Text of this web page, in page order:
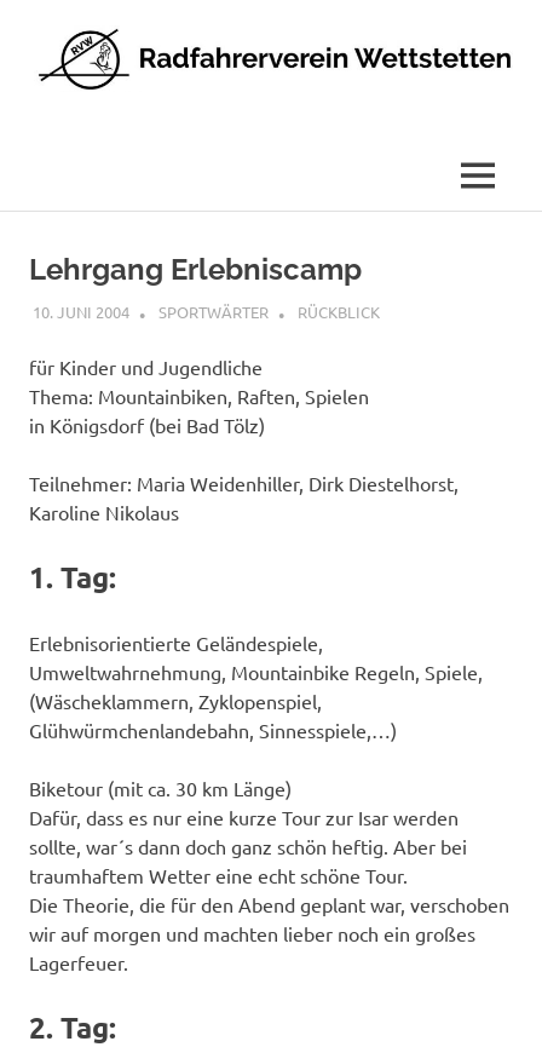
springen
MENÜ
Lehrgang Erlebniscamp
10. JUNI 2004 SPORTWÄRTER RÜCKBLICK
für Kinder und Jugendliche
Thema: Mountainbiken, Raften, Spielen
in Königsdorf (bei Bad Tölz)
Teilnehmer: Maria Weidenhiller, Dirk Diestelhorst,
Karoline Nikolaus
1. Tag:
Erlebnisorientierte Geländespiele,
Umweltwahrnehmung, Mountainbike Regeln, Spiele,
(Wäscheklammern, Zyklopenspiel,
Glühwürmchenlandebahn, Sinnesspiele,…)
Biketour (mit ca. 30 km Länge)
Dafür, dass es nur eine kurze Tour zur Isar werden
sollte, war´s dann doch ganz schön heftig. Aber bei
traumhaftem Wetter eine echt schöne Tour.
Die Theorie, die für den Abend geplant war, verschoben
wir auf morgen und machten lieber noch ein großes
Lagerfeuer.
2. Tag: